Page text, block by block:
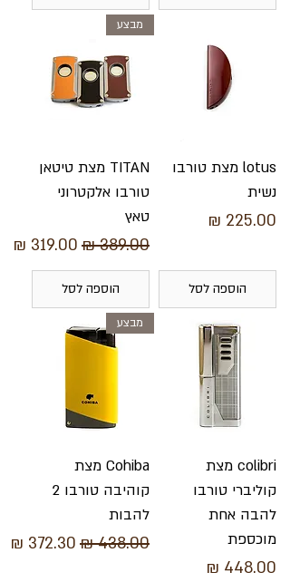
lotus מצת טורבו
נשית
מחיר
הוספה לסל
מבצע
TITAN מצת טיטאן
טורבו אלקטרוני
טאץ
מחיר רגיל מחיר מבצע
הוספה לסל
colibri מצת
קוליברי טורבו
להבה אחת
מוכספת
מחיר
מבצע
Cohiba מצת
קוהיבה טורבו 2
להבות
מחיר רגיל מחיר מבצע